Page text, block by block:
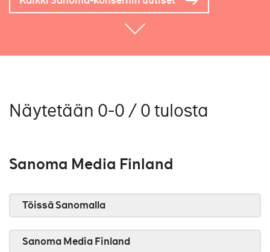
Näytetään 0-0 / 0 tulosta
Sanoma Media Finland
Töissä Sanomalla
Sanoma Media Finland